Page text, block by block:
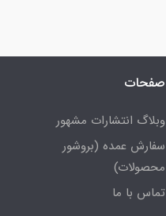
صفحات
وبلاگ انتشارات مشهور
سفارش عمده (بروشور
محصولات)
تماس با ما